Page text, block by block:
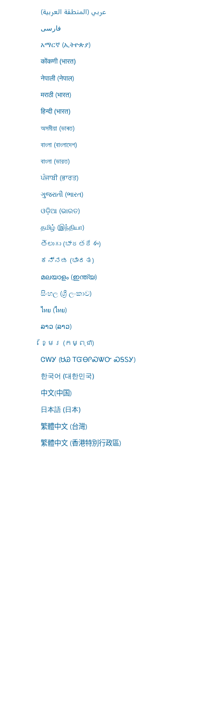
عربي (المنطقة العربية)
فارسى
አማርኛ (ኢትዮጵያ)
कोंकणी (भारत)
नेपाली (नेपाल)
मराठी (भारत)
हिन्दी (भारत)
অসমীয়া (ভাৰত)
বাংলা (বাংলাদেশ)
বাংলা (ভারত)
ਪੰਜਾਬੀ (ਭਾਰਤ)
ગુજરાતી (ભારત)
ଓଡ଼ିଆ (ଭାରତ)
தமிழ் (இந்தியா)
తెలుగు (భారతదేశం)
ಕನ್ನಡ (ಭಾರತ)
മലയാളം (ഇന്ത്യ)
සිංහල (ශ්‍රී ලංකාව)
ไทย (ไทย)
ລາວ (ລາວ)
ខ្មែរ (កម្ពុជា)
ᏣᎳᎩ (ᏌᏊ ᎢᏳᎾᎵᏍᏔᏅ ᏍᎦᏚᎩ)
한국어 (대한민국)
中文(中国)
日本語 (日本)
繁體中文 (台灣)
繁體中文 (香港特別行政區)